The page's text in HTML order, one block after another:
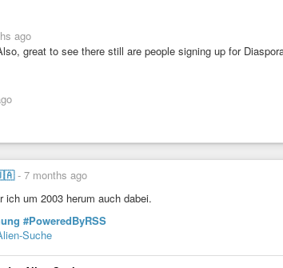
ago
great to see there still are people signing up for
- 7 months ago
ich um 2003 herum auch dabei.
#PoweredByRSS
Suche